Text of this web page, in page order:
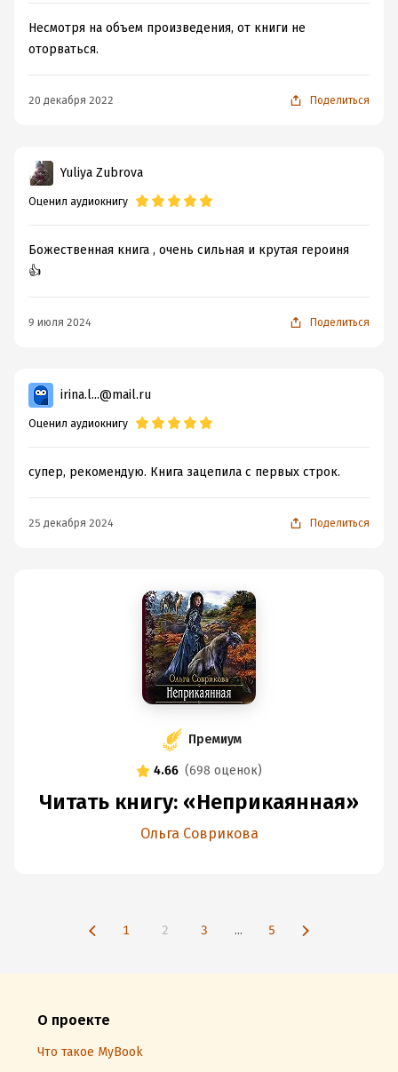
Несмотря на объем произведения, от книги не
оторваться.
20 декабря 2022 Поделиться
Yuliya Zubrova
Оценил аудиокнигу
Божественная книга , очень сильная и крутая героиня
👍
9 июля 2024 Поделиться
irina.l...@mail.ru
Оценил аудиокнигу
супер, рекомендую. Книга зацепила с первых строк.
25 декабря 2024 Поделиться
Премиум
4.66 (698 оценок)
Читать книгу: «Неприкаянная»
Ольга Соврикова
1 2 3 ... 5
О проекте
Что такое MyBook